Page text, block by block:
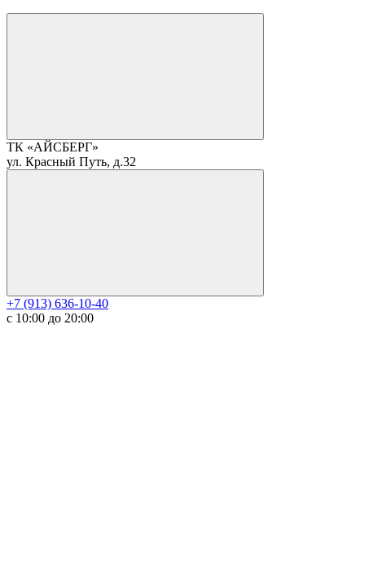
ТК «АЙСБЕРГ»
ул. Красный Путь, д.32
+7 (913) 636-10-40
с 10:00 до 20:00